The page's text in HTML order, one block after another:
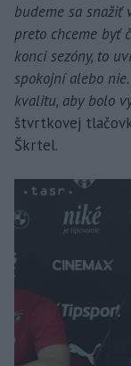
budeme sa snažiť
preto chceme byť
konci sezóny, to
spokojní alebo
kvalitu, aby bolo
štvrtkovej
Škrtel.